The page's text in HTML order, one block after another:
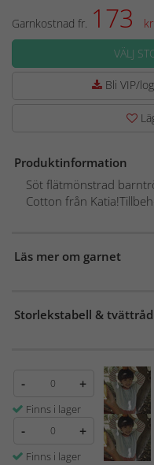
Garnkostnad fr. 173 kr
VÄLJ
Bli VIP/
Produktinformation
Söt flätmönstrad
Cotton från
Läs mer om garnet
Storlekstabell & tvättråd
- +
Finns i lager
- +
Finns i lager